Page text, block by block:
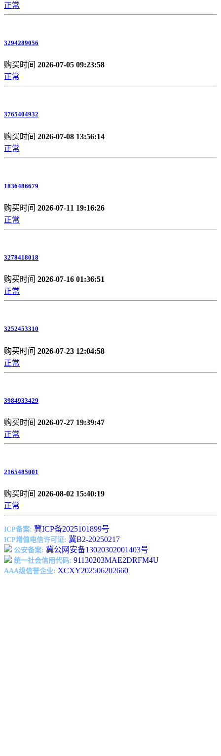
正常
3294289056
购买时间 2026-07-05 09:23:58
正常
3765404932
购买时间 2026-07-08 13:56:14
正常
1836486679
购买时间 2026-07-11 19:16:26
正常
3278418018
购买时间 2026-07-16 01:36:51
正常
3252453310
购买时间 2026-07-23 12:04:58
正常
3984933429
购买时间 2026-07-27 19:39:47
正常
2165485001
购买时间 2026-08-02 15:40:19
正常
ICP备案: 冀ICP备2025101899号
ICP增值电信许可证: 冀B2-20250217
公安备案: 冀公网安备13020302001403号
统一社会信用代码: 91130203MAE2DRFM4U
AAA级信誉企业: XCXY202506202660